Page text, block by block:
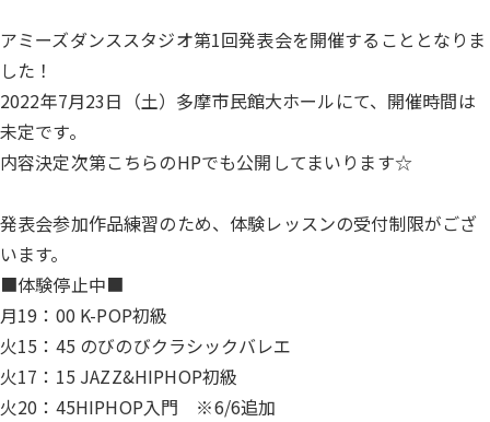
アミーズダンススタジオ第1回発表会を開催することとなりま
した！
2022年7月23日（土）多摩市民館大ホールにて、開催時間は
未定です。
内容決定次第こちらのHPでも公開してまいります☆
発表会参加作品練習のため、体験レッスンの受付制限がござ
います。
■体験停止中■
月19：00 K-POP初級
火15：45 のびのびクラシックバレエ
火17：15 JAZZ&HIPHOP初級
火20：45HIPHOP入門 ※6/6追加